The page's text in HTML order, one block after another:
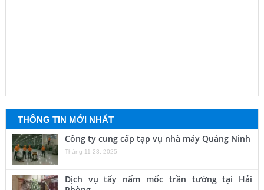
THÔNG TIN MỚI NHẤT
Công ty cung cấp tạp vụ nhà máy Quảng Ninh
Tháng 11 23, 2025
Dịch vụ tẩy nấm mốc trần tường tại Hải